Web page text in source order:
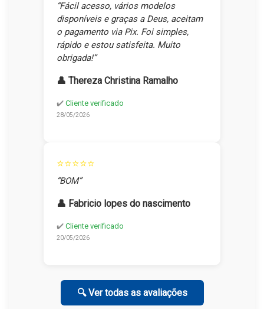
“Fácil acesso, vários modelos
disponíveis e graças a Deus, aceitam
o pagamento via Pix. Foi simples,
rápido e estou satisfeita. Muito
obrigada!”
👤 Thereza Christina Ramalho
✔️ Cliente verificado
28/05/2026
⭐⭐⭐⭐⭐
“BOM”
👤 Fabricio lopes do nascimento
✔️ Cliente verificado
20/05/2026
🔍 Ver todas as avaliações